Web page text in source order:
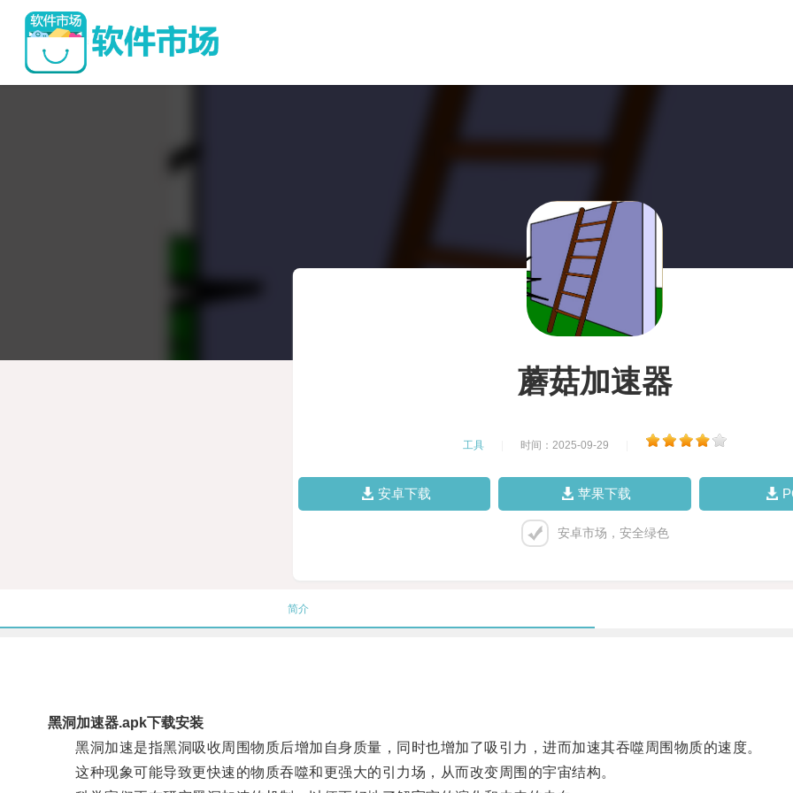
蘑菇加速器
工具 时间：2025-09-29
安卓下载 苹果下载
安卓市场，安全绿色
简介
黑洞加速器.apk下载安装
黑洞加速是指黑洞吸收周围物质后增加自身质量，同时也增加了吸引力，进而加速其吞噬周围物质的速度。
这种现象可能导致更快速的物质吞噬和更强大的引力场，从而改变周围的宇宙结构。